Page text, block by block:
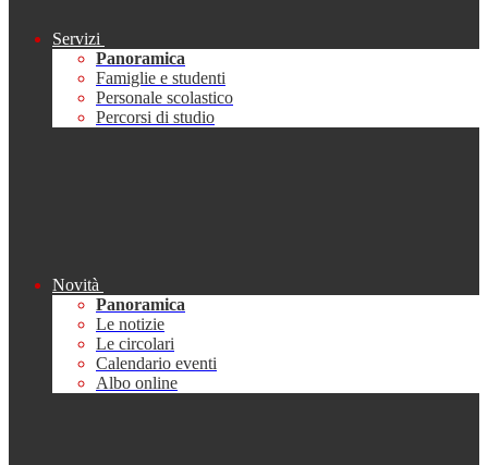
Servizi
Panoramica
Famiglie e studenti
Personale scolastico
Percorsi di studio
Novità
Panoramica
Le notizie
Le circolari
Calendario eventi
Albo online